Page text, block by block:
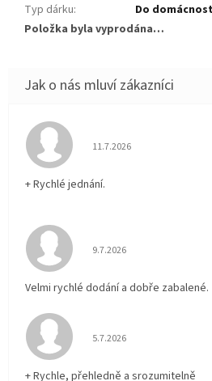
Typ dárku: Do
Položka byla vyprodána…
Hodnocení obchodu je 5
11.7.2026
+ Rychlé jednání.
Hodnocení obchodu je 5
9.7.2026
Velmi rychlé dodání a dobře zabalené.
Hodnocení obchodu je 5
5.7.2026
+ Rychle, přehledně a srozumitelně